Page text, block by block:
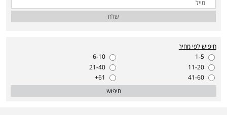
שלח
חיפוש לפי מחיר
1-5
6-10
11-20
21-40
41-60
61+
חיפוש